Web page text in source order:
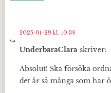
UnderbaraClara skriver:
2025-01-29 kl. 10:38
Absolut! Ska försöka
det är så många som har